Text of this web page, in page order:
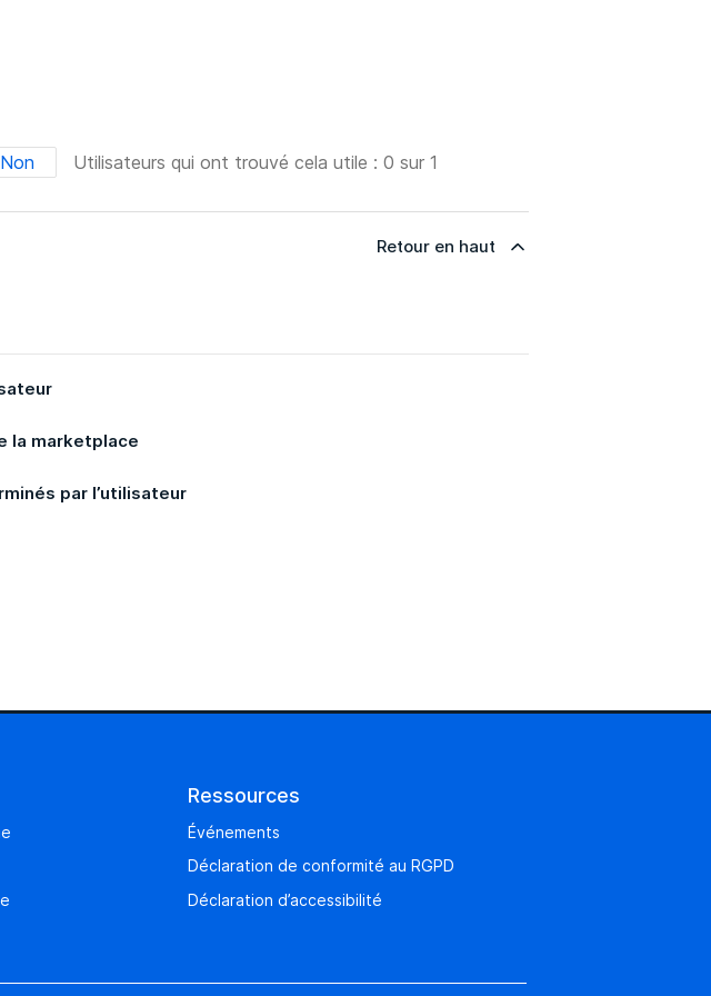
Non Utilisateurs qui ont trouvé cela utile : 0 sur 1
Retour en haut
la marketplace
par l’utilisateur
Ressources
Événements
Déclaration de conformité au RGPD
Déclaration d’accessibilité